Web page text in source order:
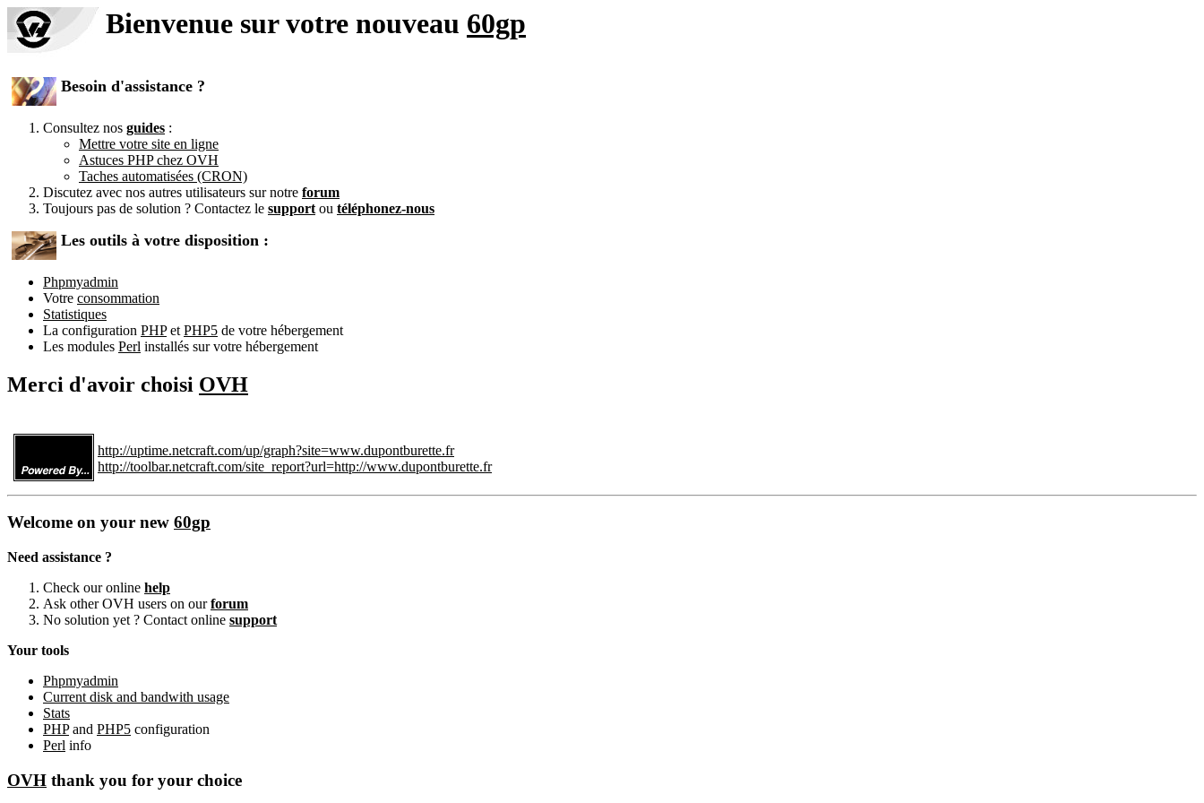
Bienvenue sur votre nouveau 60gp
Besoin d'assistance ?
Consultez nos guides :
Mettre votre site en ligne
Astuces PHP chez OVH
Taches automatisées (CRON)
Discutez avec nos autres utilisateurs sur notre forum
Toujours pas de solution ? Contactez le support ou téléphonez-nous
Les outils à votre disposition :
Phpmyadmin
Votre consommation
Statistiques
La configuration PHPet PHP5 de votre hébergement
Les modules Perl installés sur votre hébergement
Merci d'avoir choisi OVH
http://uptime.netcraft.com/up/graph?site=www.dupontburette.fr
http://toolbar.netcraft.com/site_report?url=http://www.dupontburette.fr
Welcome on your new 60gp
Need assistance ?
Check our online help
Ask other OVH users on ourforum
No solution yet ? Contact online support
Your tools
Phpmyadmin
Current disk and bandwith usage
Stats
PHPand PHP5 configuration
Perl info
OVH thank you for your choice